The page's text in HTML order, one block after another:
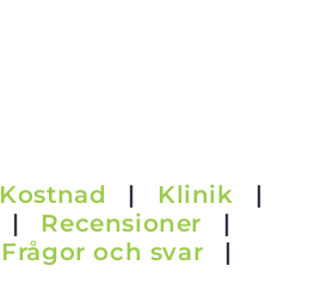
Kostnad | Klinik
|
| Recensioner
|
Frågor och svar
|